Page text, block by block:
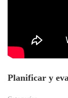
Planificar y